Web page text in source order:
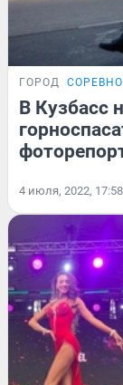
ГОРОД
В Кузбасс
4 июля, 2022, 17:58